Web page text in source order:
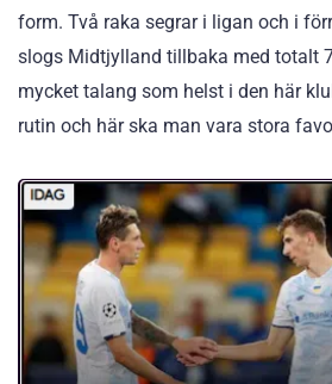
form. Två raka segrar i ligan och i
slogs Midtjylland tillbaka med totalt
mycket talang som helst i den här
rutin och här ska man vara stora